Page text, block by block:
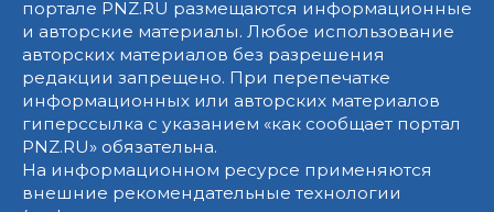
портале PNZ.RU размещаются информационные
и авторские материалы. Любое использование
авторских материалов без разрешения
редакции запрещено. При перепечатке
информационных или авторских материалов
гиперссылка с указанием «как сообщает портал
PNZ.RU» обязательна.
На информационном ресурсе применяются
внешние рекомендательные технологии